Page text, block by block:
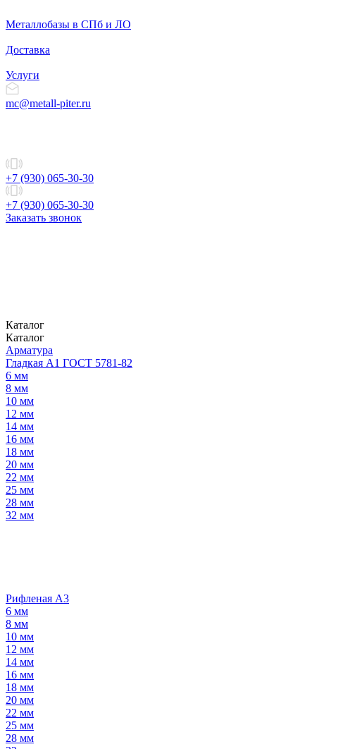
Металлобазы в СПб и ЛО
Доставка
Услуги
mc@metall-piter.ru
+7 (930) 065-30-30
+7 (930) 065-30-30
Заказать звонок
Каталог
Каталог
Арматура
Гладкая А1 ГОСТ 5781-82
6 мм
8 мм
10 мм
12 мм
14 мм
16 мм
18 мм
20 мм
22 мм
25 мм
28 мм
32 мм
Рифленая А3
6 мм
8 мм
10 мм
12 мм
14 мм
16 мм
18 мм
20 мм
22 мм
25 мм
28 мм